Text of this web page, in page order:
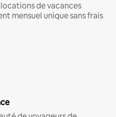
de vacances
mensuel unique sans frais